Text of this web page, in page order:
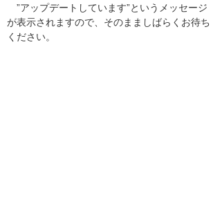
”アップデートしています”というメッセージ
が表示されますので、そのまましばらくお待ち
ください。